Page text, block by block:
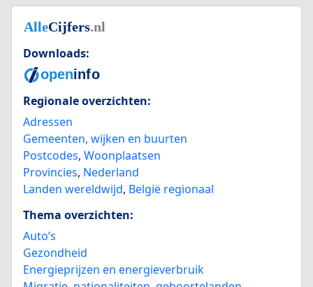
Downloads:
Regionale overzichten:
Adressen
Gemeenten, wijken en buurten
Postcodes, Woonplaatsen
Provincies, Nederland
Landen wereldwijd, België regionaal
Thema overzichten:
Auto’s
Gezondheid
Energieprijzen en energieverbruik